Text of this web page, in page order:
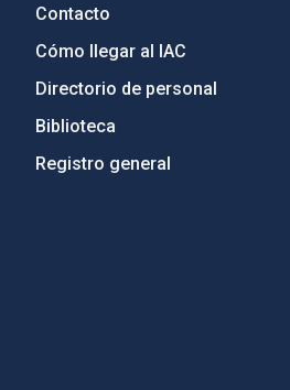
Contacto
Cómo llegar al IAC
Directorio de personal
Biblioteca
Registro general